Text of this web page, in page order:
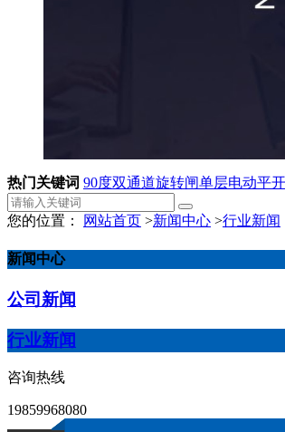
热门关键词 90度双通道旋转闸单层电动平
您的位置： 网站首页 >新闻中心 >行业新闻
新闻中心
公司新闻
行业新闻
咨询热线
19859968080